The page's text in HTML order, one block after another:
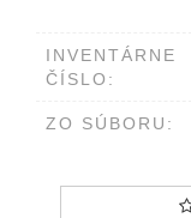
INVENTÁRNE
ČÍSLO:
ZO SÚBORU: